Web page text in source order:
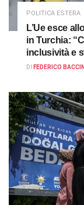
POLITICA ESTERA
L’Ue esce
in Turchia:
inclusività e
DI FEDERICO BACCINI